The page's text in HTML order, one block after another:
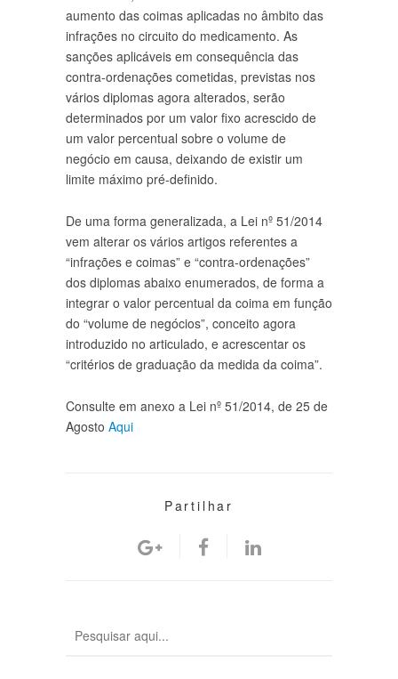
aumento das coimas aplicadas no âmbito das
infrações no circuito do medicamento. As
sanções aplicáveis em consequência das
contra-ordenações cometidas, previstas nos
vários diplomas agora alterados, serão
determinados por um valor fixo acrescido de
um valor percentual sobre o volume de
negócio em causa, deixando de existir um
limite máximo pré-definido.
De uma forma generalizada, a Lei nº 51/2014
vem alterar os vários artigos referentes a
“infrações e coimas” e “contra-ordenações”
dos diplomas abaixo enumerados, de forma a
integrar o valor percentual da coima em função
do “volume de negócios”, conceito agora
introduzido no articulado, e acrescentar os
“critérios de graduação da medida da coima”.
Consulte em anexo a Lei nº 51/2014, de 25 de
Agosto Aqui
Partilhar